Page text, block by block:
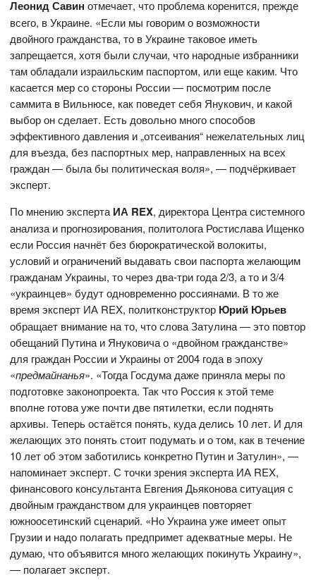
Леонид Савин отмечает, что проблема коренится, прежде
всего, в Украине. «Если мы говорим о возможности
двойного гражданства, то в Украине таковое иметь
запрещается, хотя были случаи, что народные избранники
там обладали израильским паспортом, или еще каким. Что
касается мер со стороны России — посмотрим после
саммита в Вильнюсе, как поведет себя Янукович, и какой
выбор он сделает. Есть довольно много способов
эффективного давления и „отсеивания“ нежелательных лиц
для въезда, без паспортных мер, направленных на всех
граждан — была бы политическая воля», — подчёркивает
эксперт.
По мнению эксперта ИА REX, директора Центра системного
анализа и прогнозирования, политолога Ростислава Ищенко
если Россия начнёт без бюрократической волокиты,
условий и ограничений выдавать свои паспорта желающим
гражданам Украины, то через два-три года 2/3, а то и 3/4
«украинцев» будут одновременно россиянами. В то же
время эксперт ИА REX, политконструктор Юрий Юрьев
обращает внимание на то, что слова Затулина — это повтор
обещаний Путина и Януковича о «двойном гражданстве»
для граждан России и Украины от 2004 года в эпоху
«предмайнанья». «Тогда Госдума даже приняла меры по
подготовке законопроекта. Так что Россия к этой теме
вполне готова уже почти две пятилетки, если поднять
архивы. Теперь остаётся понять, куда делись 10 лет. И для
желающих это понять стоит подумать и о том, как в течение
10 лет об этом заботились конкретно Путин и Затулин», —
напоминает эксперт. С точки зрения эксперта ИА REX,
финансового консультанта Евгения Дьяконова ситуация с
двойным гражданством для украинцев повторяет
южноосетинский сценарий. «Но Украина уже имеет опыт
Грузии и надо полагать предпримет адекватные меры. Не
думаю, что объявится много желающих покинуть Украину»,
— полагает эксперт.